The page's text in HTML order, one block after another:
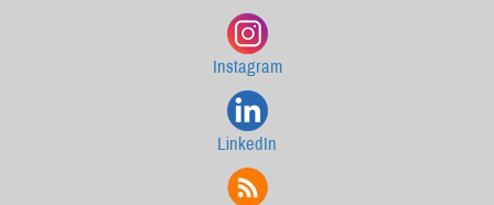
Instagram
LinkedIn